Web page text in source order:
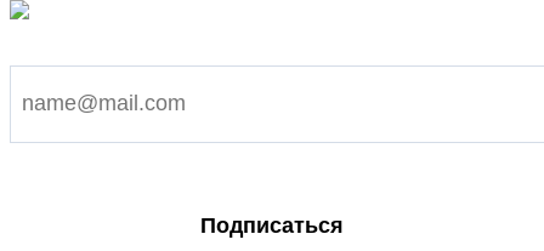
Подписаться